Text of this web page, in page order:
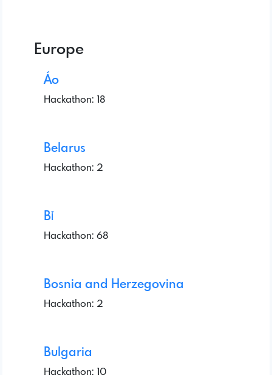
Europe
Áo
Hackathon: 18
Belarus
Hackathon: 2
Bỉ
Hackathon: 68
Bosnia and Herzegovina
Hackathon: 2
Bulgaria
Hackathon: 10